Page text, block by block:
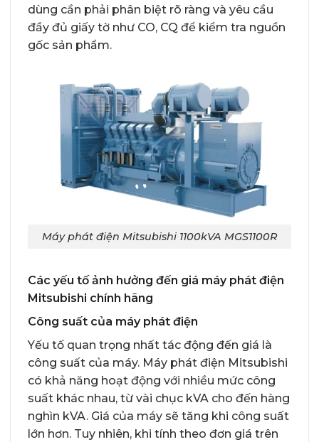
dùng cần phải phân biệt rõ ràng và yêu cầu
đầy đủ giấy tờ như CO, CQ để kiểm tra nguồn
gốc sản phẩm.
Máy phát điện Mitsubishi 1100kVA MGS1100R
Các yếu tố ảnh hưởng đến giá máy phát điện
Mitsubishi chính hãng
Công suất của máy phát điện
Yếu tố quan trọng nhất tác động đến giá là
công suất của máy. Máy phát điện Mitsubishi
có khả năng hoạt động với nhiều mức công
suất khác nhau, từ vài chục kVA cho đến hàng
nghìn kVA. Giá của máy sẽ tăng khi công suất
lớn hơn. Tuy nhiên, khi tính theo đơn giá trên